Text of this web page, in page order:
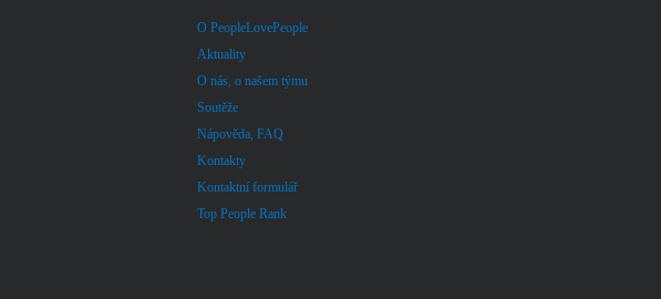
O PeopleLovePeople
Aktuality
O nás, o našem týmu
Soutěže
Nápověda, FAQ
Kontakty
Kontaktní formulář
Top People Rank